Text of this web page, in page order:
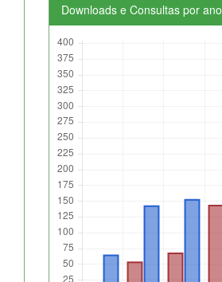
Downloads e Consultas por ano